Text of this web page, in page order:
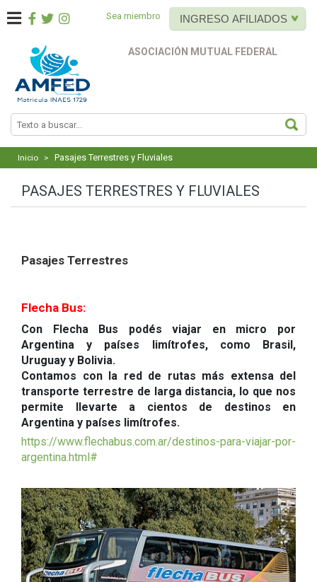
INGRESO AFILIADOS
Sea miembro
ASOCIACIÓN MUTUAL FEDERAL
Inicio > Pasajes Terrestres y Fluviales
PASAJES TERRESTRES Y FLUVIALES
Pasajes Terrestres
Flecha Bus:
Con Flecha Bus podés viajar en micro por
Argentina y países limítrofes, como Brasil,
Uruguay y Bolivia.
Contamos con la red de rutas más extensa del
transporte terrestre de larga distancia, lo que nos
permite llevarte a cientos de destinos en
Argentina y países limítrofes.
https://www.flechabus.com.ar/destinos-para-viajar-por-
argentina.html#